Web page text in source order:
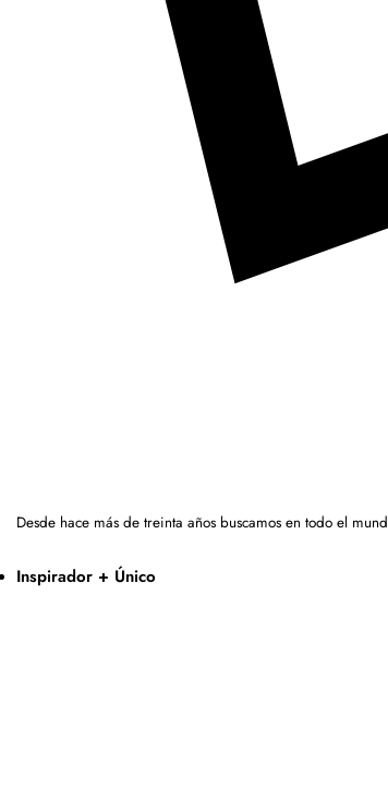
Desde hace más de treinta años buscamos en todo el
Inspirador + Único